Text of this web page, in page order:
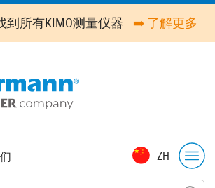
到所有KIMO测量仪器 ➡️ 了解更多
ZH